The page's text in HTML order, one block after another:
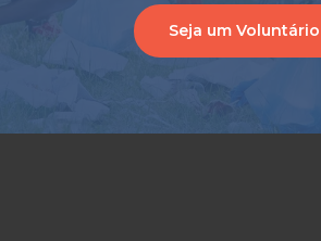
Seja um Voluntário